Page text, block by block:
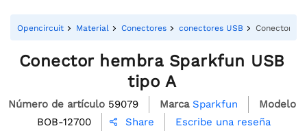
Opencircuit Material Conectores conectores USB Conector
Conector hembra Sparkfun USB
tipo A
Número de artículo 59079 Marca Sparkfun
Modelo
BOB-12700
 Share Escribe una reseña